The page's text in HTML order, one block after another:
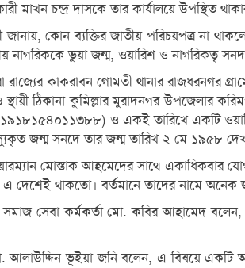
মাখন চন্দ্র দাসকে তার কার্যালয়ে উপস্থিত
জানায়, কোন ব্যক্তির জাতীয় পরিচয়পত্র না
নাগরিককে ভুয়া জন্ম, ওয়ারিশ ও নাগরিকত্ব
রাজ্যের কাকরাবন গোমতী থানার রাজধরনগর
ঠিকানা কুমিল্লার মুরাদনগর
ও একই তারিখে একটি
জন্ম সনদে তার জন্ম তারিখ ২ মে ১৯৫৮
মোস্তাক আহমেদের সাথে একাধিকবার
দেশেই থাকতো। বর্তমানে তাদের নামে অনেক
সেবা কর্মকর্তা মো. কবির আহামেদ
আলাউদ্দিন ভূইয়া জনি বলেন, এ বিষয়ে একটি